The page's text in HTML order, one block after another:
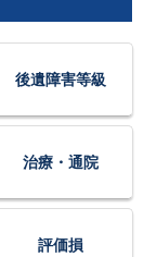
後遺障害等級
治療・通院
評価損